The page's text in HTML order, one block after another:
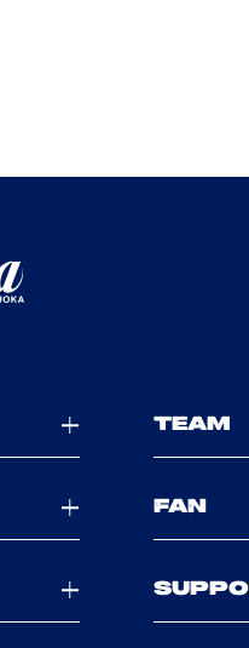
TEAM
FAN